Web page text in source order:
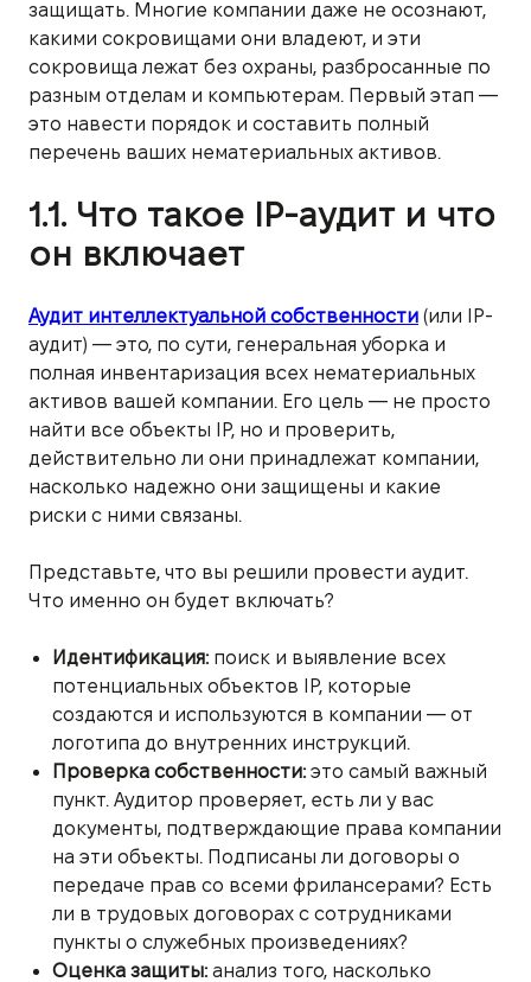
защищать. Многие компании даже не осознают,
какими сокровищами они владеют, и эти
сокровища лежат без охраны, разбросанные по
разным отделам и компьютерам. Первый этап —
это навести порядок и составить полный
перечень ваших нематериальных активов.
1.1. Что такое IP-аудит и что
он включает
Аудит интеллектуальной собственности (или IP-
аудит) — это, по сути, генеральная уборка и
полная инвентаризация всех нематериальных
активов вашей компании. Его цель — не просто
найти все объекты IP, но и проверить,
действительно ли они принадлежат компании,
насколько надежно они защищены и какие
риски с ними связаны.
Представьте, что вы решили провести аудит.
Что именно он будет включать?
Идентификация:поиск и выявление всех
потенциальных объектов IP, которые
создаются и используются в компании — от
логотипа до внутренних инструкций.
Проверка собственности:это самый важный
пункт. Аудитор проверяет, есть ли у вас
документы, подтверждающие права компании
на эти объекты. Подписаны ли договоры о
передаче прав со всеми фрилансерами? Есть
ли в трудовых договорах с сотрудниками
пункты о служебных произведениях?
Оценка защиты:анализ того, насколько